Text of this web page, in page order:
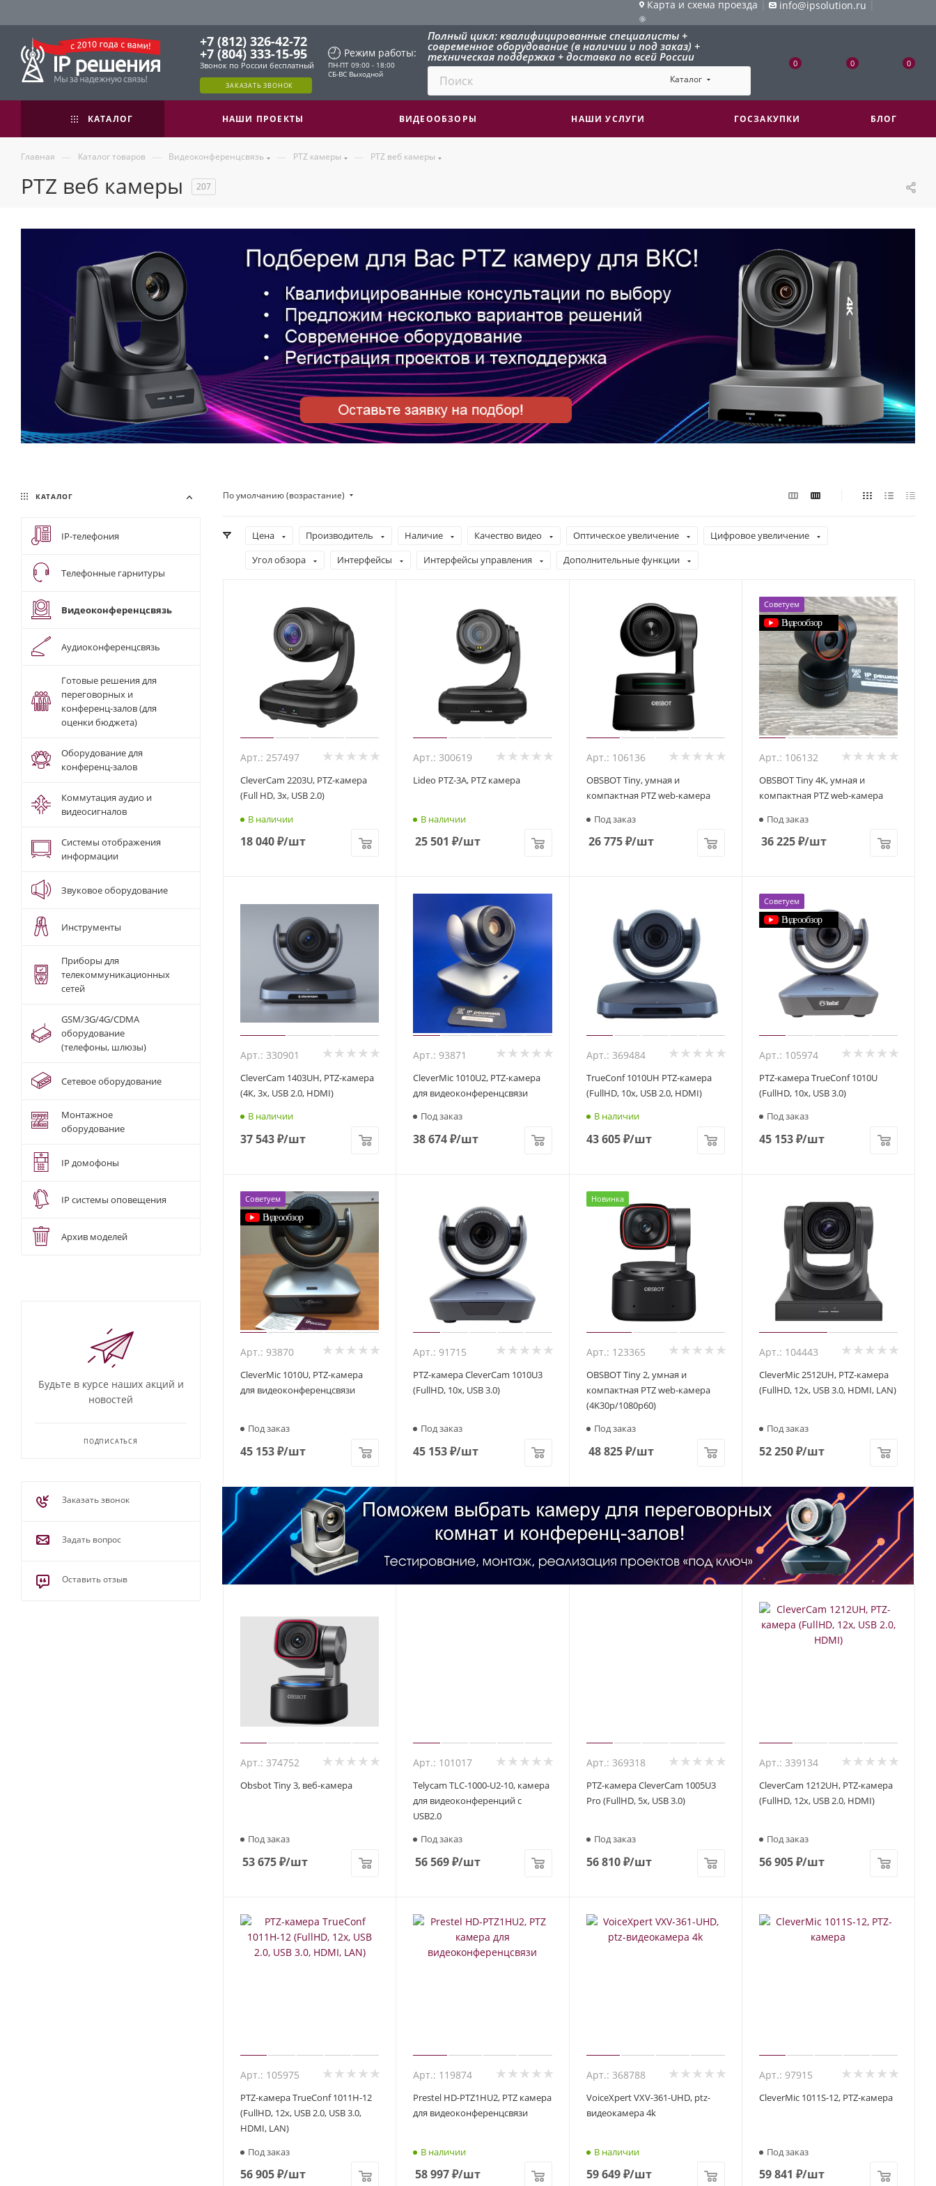
Карта и схема проезда | info@ipsolution.ru |
+7 (812) 326-42-72
+7 (804) 333-15-95
Звонок по России бесплатный
ЗАКАЗАТЬ ЗВОНОК
Режим работы:
ПН-ПТ 09:00 - 18:00
СБ-ВС Выходной
Полный цикл: квалифицированные специалисты +
современное оборудование (в наличии и под заказ) +
техническая поддержка + доставка по всей России
Каталог
0 0 0
КАТАЛОГ НАШИ ПРОЕКТЫ ВИДЕООБЗОРЫ НАШИ УСЛУГИ ГОСЗАКУПКИ БЛОГ
Главная — Каталог товаров — Видеоконференцсвязь — PTZ камеры — PTZ веб камеры
PTZ веб камеры 207
По умолчанию (возрастание)
Цена Производитель Наличие Качество видео Оптическое увеличение
Цифровое увеличение
Угол обзора
Интерфейсы Интерфейсы управления Дополнительные функции
Арт.: 257497
CleverCam 2203U, PTZ-камера
(Full HD, 3x, USB 2.0)
В наличии
18 040₽/шт
Арт.: 300619
Lideo PTZ-3A, PTZ камера
В наличии
25 501 ₽/шт
Арт.: 106136
OBSBOT Tiny, умная и
компактная PTZ web-камера
Под заказ
26 775₽/шт
Советуем
Арт.: 106132
OBSBOT Tiny 4K, умная и
компактная PTZ web-камера
Под заказ
36 225₽/шт
Арт.: 330901
CleverCam 1403UH, PTZ-камера
(4К, 3x, USB 2.0, HDMI)
В наличии
37 543₽/шт
Арт.: 93871
CleverMic 1010U2, PTZ-камера
для видеоконференцсвязи
Под заказ
38 674₽/шт
Арт.: 369484
TrueConf 1010UH PTZ-камера
(FullHD, 10x, USB 2.0, HDMI)
В наличии
43 605₽/шт
Советуем
Арт.: 105974
PTZ-камера TrueConf 1010U
(FullHD, 10x, USB 3.0)
Под заказ
45 153₽/шт
Советуем
Арт.: 93870
CleverMic 1010U, PTZ-камера
для видеоконференцсвязи
Под заказ
45 153₽/шт
Арт.: 91715
PTZ-камера CleverCam 1010U3
(FullHD, 10x, USB 3.0)
Под заказ
45 153₽/шт
Новинка
Арт.: 123365
OBSBOT Tiny 2, умная и
компактная PTZ web-камера
(4K30p/1080p60)
Под заказ
48 825₽/шт
Арт.: 104443
CleverMic 2512UH, PTZ-камера
(FullHD, 12x, USB 3.0, HDMI, LAN)
Под заказ
52 250₽/шт
Арт.: 374752
Obsbot Tiny 3, веб-камера
Под заказ
53 675₽/шт
Арт.: 101017
Telycam TLC-1000-U2-10, камера
для видеоконференций с
USB2.0
Под заказ
56 569₽/шт
Арт.: 369318
PTZ-камера CleverCam 1005U3
Pro (FullHD, 5x, USB 3.0)
Под заказ
56 810₽/шт
Арт.: 339134
CleverCam 1212UH, PTZ-камера
(FullHD, 12x, USB 2.0, HDMI)
Под заказ
56 905₽/шт
Арт.: 105975
PTZ-камера TrueConf 1011H-12
(FullHD, 12x, USB 2.0, USB 3.0,
HDMI, LAN)
Под заказ
56 905₽/шт
Арт.: 119874
Prestel HD-PTZ1HU2, PTZ камера
для видеоконференцсвязи
В наличии
58 997₽/шт
Арт.: 368788
VoiceXpert VXV-361-UHD, ptz-
видеокамера 4k
В наличии
59 649₽/шт
Арт.: 97915
CleverMic 1011S-12, PTZ-камера
Под заказ
59 841 ₽/шт
КАТАЛОГ
IP-телефония
Телефонные гарнитуры
Видеоконференцсвязь
Аудиоконференцсвязь
Готовые решения для
переговорных и
конференц-залов (для
оценки бюджета)
Оборудование для
конференц-залов
Коммутация аудио и
видеосигналов
Системы отображения
информации
Звуковое оборудование
Инструменты
Приборы для
телекоммуникационных
сетей
GSM/3G/4G/CDMA
оборудование
(телефоны, шлюзы)
Сетевое оборудование
Монтажное
оборудование
IP домофоны
IP системы оповещения
Архив моделей
Будьте в курсе наших акций и
новостей
ПОДПИСАТЬСЯ
Заказать звонок
Задать вопрос
Оставить отзыв